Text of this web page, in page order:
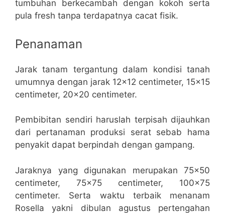
tumbuhan berkecambah dengan kokoh serta
pula fresh tanpa terdapatnya cacat fisik.
Penanaman
Jarak tanam tergantung dalam kondisi tanah
umumnya dengan jarak 12×12 centimeter, 15×15
centimeter, 20×20 centimeter.
Pembibitan sendiri haruslah terpisah dijauhkan
dari pertanaman produksi serat sebab hama
penyakit dapat berpindah dengan gampang.
Jaraknya yang digunakan merupakan 75×50
centimeter, 75×75 centimeter, 100×75
centimeter. Serta waktu terbaik menanam
Rosella yakni dibulan agustus pertengahan